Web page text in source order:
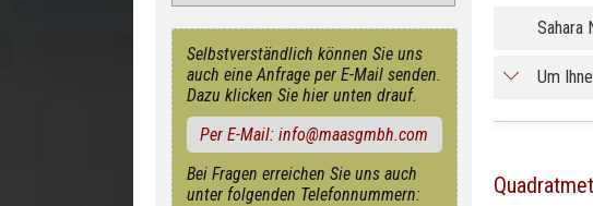
Sahara
Um
Selbstverständlich können Sie uns
auch eine Anfrage per E-Mail senden.
Dazu klicken Sie hier unten drauf.
Per E-Mail: info@maasgmbh.com
Bei Fragen erreichen Sie uns auch
unter folgenden Telefonnummern: